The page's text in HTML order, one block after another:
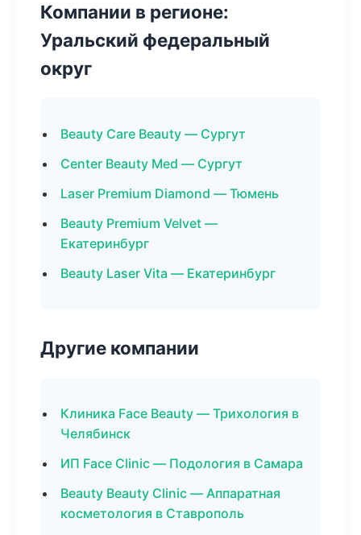
Компании в регионе:
Уральский федеральный
округ
Beauty Care Beauty — Сургут
Center Beauty Med — Сургут
Laser Premium Diamond — Тюмень
Beauty Premium Velvet —
Екатеринбург
Beauty Laser Vita — Екатеринбург
Другие компании
Клиника Face Beauty — Трихология в
Челябинск
ИП Face Clinic — Подология в Самара
Beauty Beauty Clinic — Аппаратная
косметология в Ставрополь